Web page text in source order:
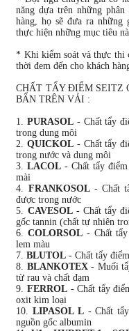
năng dựa trên những
hàng, họ sẽ đưa ra những
thực hiện những mục tiêu
* Khi kiểm soát và thực thi
thời đem đến cho khách
CHẤT TẨY ĐIỂM SEITZ
BẨN TRÊN VẢI :
1.PURASOL - Chất tẩy
trong dung môi
2. QUICKOL - Chất tẩy
trong nước và dung môi
3.LACOL - Chất tẩy
mài
4. FRANKOSOL- Chất
được trong nước
5. CAVESOL- Chất tẩy
gốc tannin (chất tự nhiên
6.COLORSOL - Chất
lem màu
7.BLUTOL - Chất tẩy
8. BLANKOTEX- Muối
từ rau và chất đạm
9.FERROL - Chất tẩy
oxit kim loại
10.LIPASOL L- Chất tẩy
nguồn gốc albumin